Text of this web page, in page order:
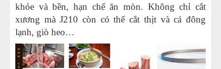
khỏe và bền, hạn chế ăn mòn. Không chỉ cắt
xương mà J210 còn có thể cắt thịt và cá đông
lạnh, giò heo…